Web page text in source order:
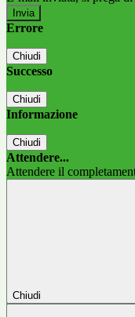
Errore
Chiudi
Successo
Chiudi
Informazione
Chiudi
Attendere...
Attendere il
Chiudi